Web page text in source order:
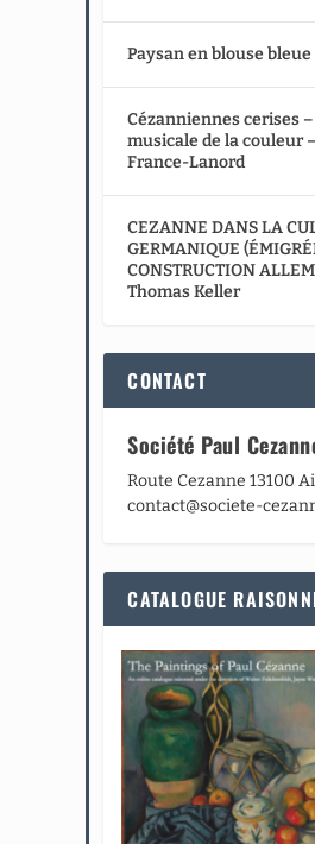
Paysan en blouse
Cézanniennes cerises
musicale de la couleur
France-Lanord
CEZANNE DANS LA
GERMANIQUE
CONSTRUCTION
Thomas Keller
CONTACT
Société Paul
Route Cezanne 13100
contact@societe-
CATALOGUE